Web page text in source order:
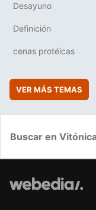
Desayuno
Definición
cenas protéicas
VER MÁS TEMAS